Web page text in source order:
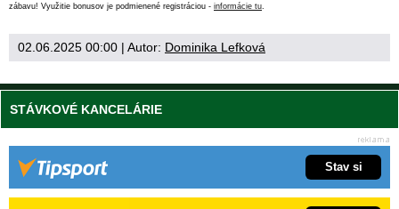
zábavu! Využitie bonusov je podmienené registráciou - informácie tu
02.06.2025 00:00 | Autor: Dominika Lefková
STÁVKOVÉ KANCELÁRIE
Stav si